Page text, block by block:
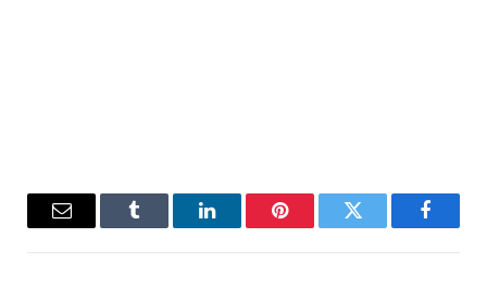
فيسبوك تويتر بينتيريستلينكدإن Tumblr
البريد